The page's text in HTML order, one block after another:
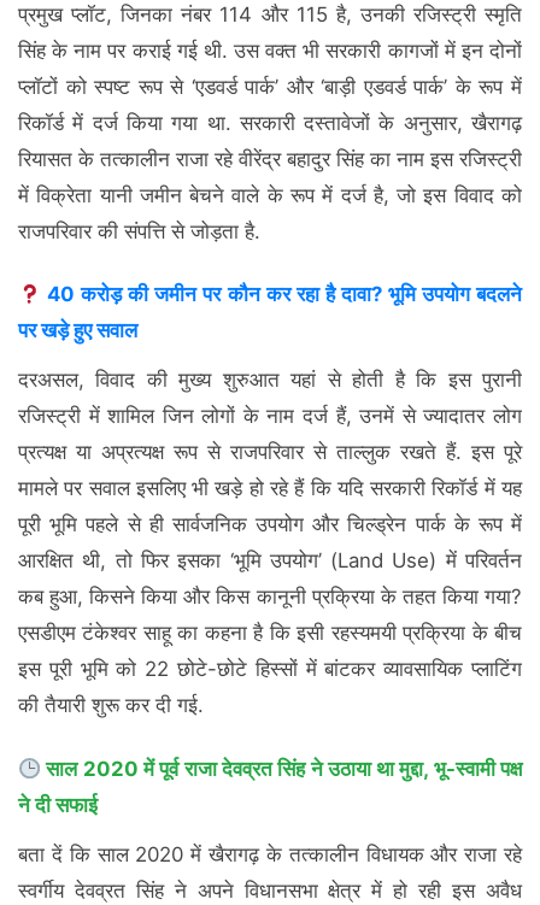
प्रमुख प्लॉट, जिनका नंबर 114 और 115 है, उनकी रजिस्ट्री स्मृति
सिंह के नाम पर कराई गई थी. उस वक्त भी सरकारी कागजों में इन दोनों
प्लॉटों को स्पष्ट रूप से ‘एडवर्ड पार्क’ और ‘बाड़ी एडवर्ड पार्क’ के रूप में
रिकॉर्ड में दर्ज किया गया था. सरकारी दस्तावेजों के अनुसार, खैरागढ़
रियासत के तत्कालीन राजा रहे वीरेंद्र बहादुर सिंह का नाम इस रजिस्ट्री
में विक्रेता यानी जमीन बेचने वाले के रूप में दर्ज है, जो इस विवाद को
राजपरिवार की संपत्ति से जोड़ता है.
40 करोड़ की जमीन पर कौन कर रहा है दावा? भूमि उपयोग बदलने
पर खड़े हुए सवाल
दरअसल, विवाद की मुख्य शुरुआत यहां से होती है कि इस पुरानी
रजिस्ट्री में शामिल जिन लोगों के नाम दर्ज हैं, उनमें से ज्यादातर लोग
प्रत्यक्ष या अप्रत्यक्ष रूप से राजपरिवार से ताल्लुक रखते हैं. इस पूरे
मामले पर सवाल इसलिए भी खड़े हो रहे हैं कि यदि सरकारी रिकॉर्ड में यह
पूरी भूमि पहले से ही सार्वजनिक उपयोग और चिल्ड्रेन पार्क के रूप में
आरक्षित थी, तो फिर इसका ‘भूमि उपयोग’ (Land Use) में परिवर्तन
कब हुआ, किसने किया और किस कानूनी प्रक्रिया के तहत किया गया?
एसडीएम टंकेश्वर साहू का कहना है कि इसी रहस्यमयी प्रक्रिया के बीच
इस पूरी भूमि को 22 छोटे-छोटे हिस्सों में बांटकर व्यावसायिक प्लाटिंग
की तैयारी शुरू कर दी गई.
साल 2020 में पूर्व राजा देवव्रत सिंह ने उठाया था मुद्दा, भू-स्वामी पक्ष
ने दी सफाई
बता दें कि साल 2020 में खैरागढ़ के तत्कालीन विधायक और राजा रहे
स्वर्गीय देवव्रत सिंह ने अपने विधानसभा क्षेत्र में हो रही इस अवैध